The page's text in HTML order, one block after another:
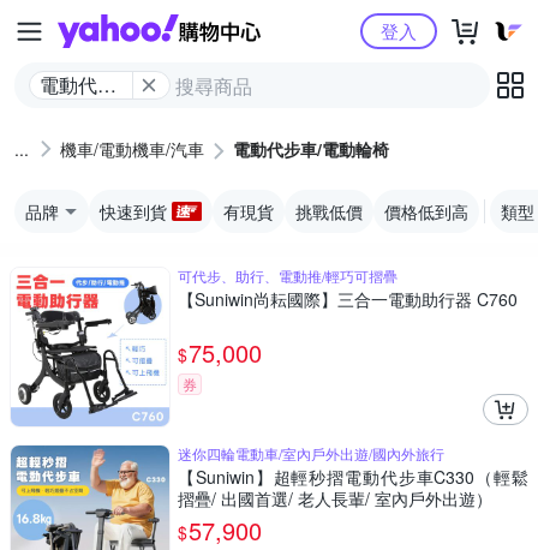
Yahoo購物中心
電動代步
椅
登入
機車/電動機車/汽車 電動代步車/電動輪椅
品牌 快速到貨 有現貨 挑戰低價 價格低到高 類型
可代步、助行、電動推/輕巧可摺疊
【Suniwin尚耘國際】三合一電動助行器 C760
$75,000
券
迷你四輪電動車/室內戶外出遊/國內外旅行
【Suniwin】超輕秒摺電動代步車C330（輕鬆
摺疊/ 出國首選/ 老人長輩/ 室內戶外出遊）
$57,900